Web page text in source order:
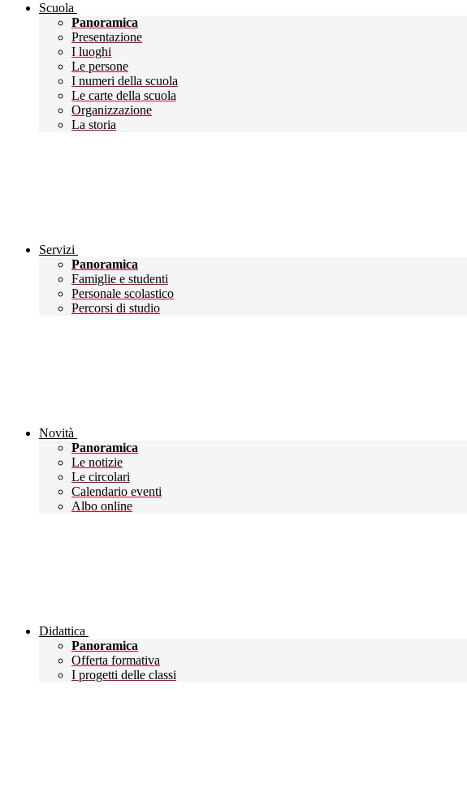
Scuola
Panoramica
Presentazione
I luoghi
Le persone
I numeri della scuola
Le carte della scuola
Organizzazione
La storia
Servizi
Panoramica
Famiglie e studenti
Personale scolastico
Percorsi di studio
Novità
Panoramica
Le notizie
Le circolari
Calendario eventi
Albo online
Didattica
Panoramica
Offerta formativa
I progetti delle classi